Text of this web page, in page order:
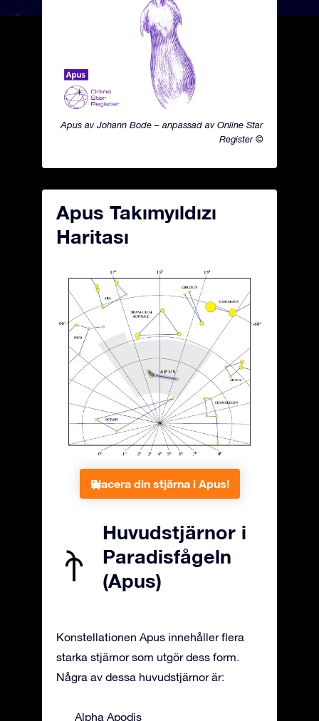
Apus av Johann Bode – anpassad av Online Star
Register ©
Apus Takımyıldızı
Haritası
Placera din stjärna i Apus!
Huvudstjärnor i
Paradisfågeln
(Apus)
Konstellationen Apus innehåller flera
starka stjärnor som utgör dess form.
Några av dessa huvudstjärnor är:
Alpha Apodis